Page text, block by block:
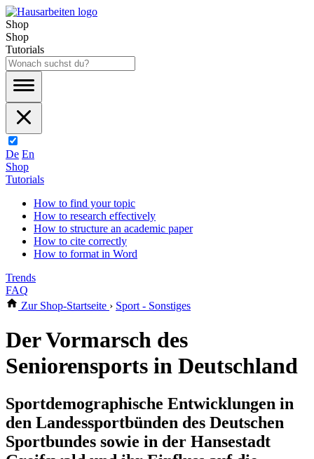
Shop
Shop
Tutorials
De En
Shop
Tutorials
How to find your topic
How to research effectively
How to structure an academic paper
How to cite correctly
How to format in Word
Trends
FAQ
Zur Shop-Startseite › Sport - Sonstiges
Der Vormarsch des
Seniorensports in Deutschland
Sportdemographische Entwicklungen in
den Landessportbünden des Deutschen
Sportbundes sowie in der Hansestadt